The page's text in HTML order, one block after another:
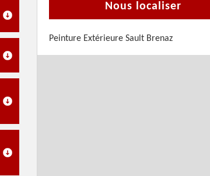
Nous localiser
Peinture Extérieure Sault Brenaz